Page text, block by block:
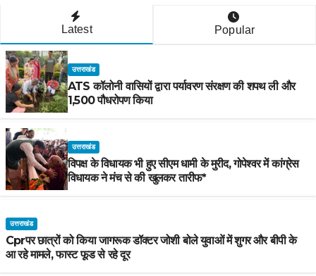
Latest Popular
उत्तराखंड
ATS कॉलोनी वासियों द्वारा पर्यावरण संरक्षण की शपथ ली और
1,500 पौधरोपण किया
उत्तराखंड
विपक्ष के विधायक भी हुए सीएम धामी के मुरीद, गोपेश्वर में कांग्रेस
विधायक ने मंच से की खुलकर तारीफ*
उत्तराखंड
Cprपर छात्रों को किया जागरूक डॉक्टर जोशी बोले युवाओं में शुगर और बीपी के
आ रहे मामले, फास्ट फूड से रहे दूर